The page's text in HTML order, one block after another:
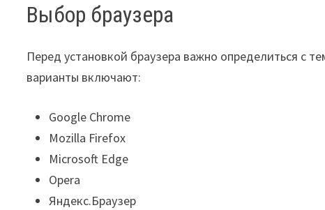
Выбор браузера
Перед установкой браузера важно определиться с
варианты включают:
Google Chrome
Mozilla Firefox
Microsoft Edge
Opera
Яндекс.Браузер